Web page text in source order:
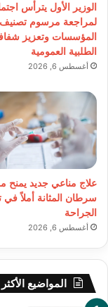
الوزير الأول يترأس
لمراجعة مرسوم تصنيف
المؤسسات وتعزيز
الطلبية العمومية
أغسطس 6, 2026
علاج مناعي جديد
سرطان المثانة أملاً
الجراحة
أغسطس 6, 2026
المواضيع